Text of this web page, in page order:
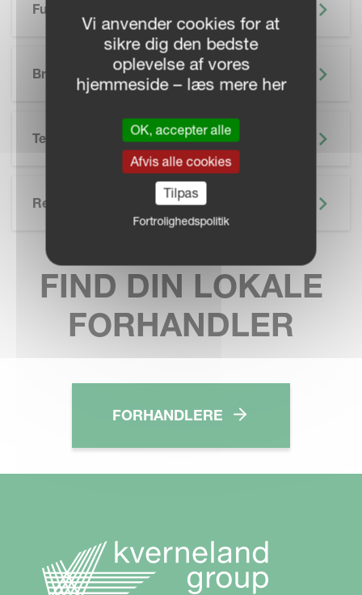
Funktioner
Brochure
Teknisk Specifikation
Related
FIND DIN LOKALE
FORHANDLER
FORHANDLERE
Vi anvender cookies for at
sikre dig den bedste
oplevelse af vores
hjemmeside – læs mere her
OK, accepter alle
Afvis alle cookies
Tilpas
Fortrolighedspolitik